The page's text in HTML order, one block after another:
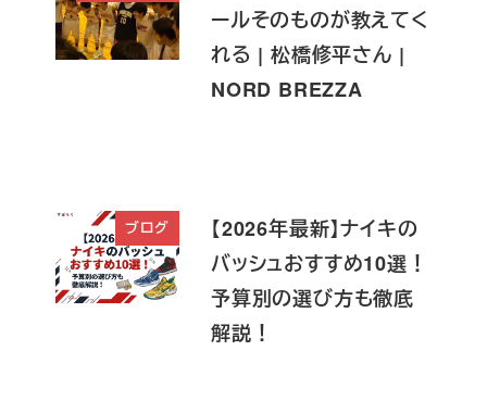
ールそのものが教えてく
れる | 松橋修平さん |
NORD BREZZA
ブログ
【2026年最新】ナイキの
バッシュおすすめ10選！
予算別の選び方も徹底
解説！